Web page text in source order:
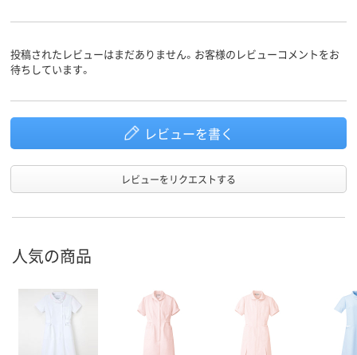
投稿されたレビューはまだありません。お客様のレビューコメントをお
待ちしています。
レビューを書く
レビューをリクエストする
人気の商品